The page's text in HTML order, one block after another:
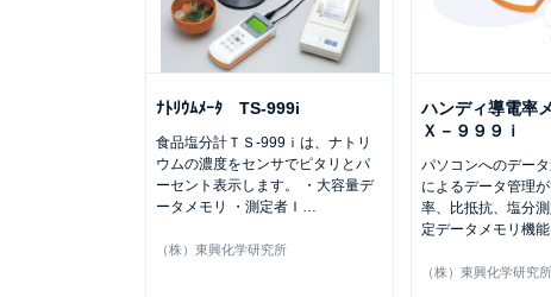
ﾅﾄﾘｳﾑﾒｰﾀ TS-999i
食品塩分計ＴＳ-999ｉは、ナトリ
ウムの濃度をセンサでピタリとパ
ーセント表示します。 ・大容量デ
ータメモリ ・測定者Ｉ …
（株）東興化学研究所
ハンディ導電率
Ｘ－９９９ｉ
パソコンへのデー
によるデータ管理
率、比抵抗、塩分
定データメモリ機能
（株）東興化学研究所